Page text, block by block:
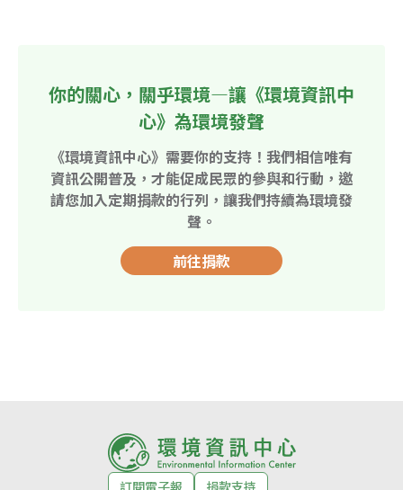
你的關心，關乎環境—讓《環境資訊中
心》為環境發聲
《環境資訊中心》需要你的支持！我們相信唯有
資訊公開普及，才能促成民眾的參與和行動，邀
請您加入定期捐款的行列，讓我們持續為環境發
聲。
前往捐款